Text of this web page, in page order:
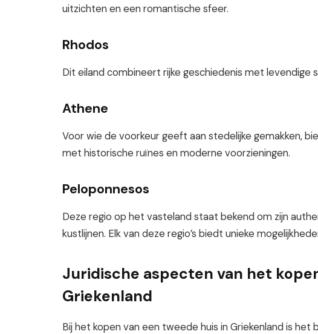
uitzichten en een romantische sfeer.
Rhodos
Dit eiland combineert rijke geschiedenis met levendige
Athene
Voor wie de voorkeur geeft aan stedelijke gemakken,
met historische ruïnes en moderne voorzieningen.
Peloponnesos
Deze regio op het vasteland staat bekend om zijn
kustlijnen. Elk van deze regio’s biedt unieke
Juridische aspecten van het
Griekenland
Bij het kopen van een tweede huis in Griekenland is het